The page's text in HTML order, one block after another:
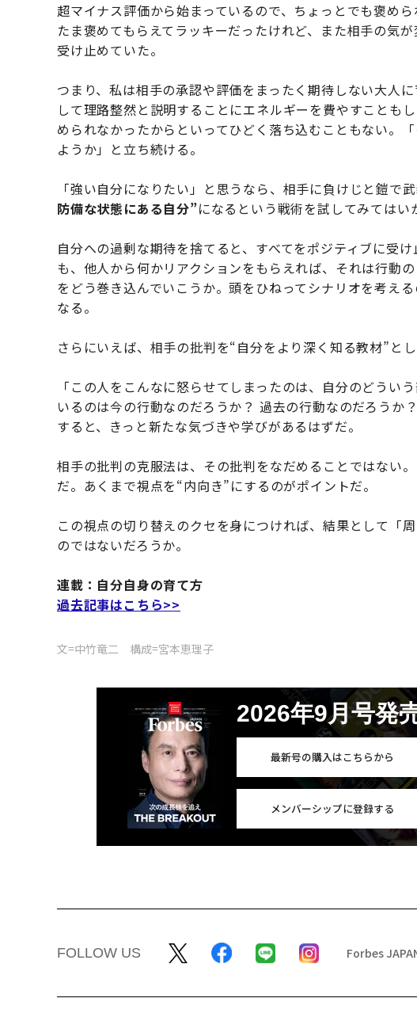
超マイナス評価から始まっているので、ちょっとでも褒め
たま褒めてもらえてラッキーだったけれど、また相手の気
受け止めていた。
つまり、私は相手の承認や評価をまったく期待しない大人
して理路整然と説明することにエネルギーを費やすことも
められなかったからといってひどく落ち込むこともない。
ようか」と立ち続ける。
「強い自分になりたい」と思うなら、相手に負けじと鎧で
防備な状態にある自分”になるという戦術を試してみてはい
自分への過剰な期待を捨てると、すべてをポジティブに受
も、他人から何かリアクションをもらえれば、それは行動
をどう巻き込んでいこうか。頭をひねってシナリオを考え
なる。
さらにいえば、相手の批判を“自分をより深く知る教材”と
「この人をこんなに怒らせてしまったのは、自分のどうい
いるのは今の行動なのだろうか？ 過去の行動なのだろうか
すると、きっと新たな気づきや学びがあるはずだ。
相手の批判の克服法は、その批判をなだめることではない
だ。あくまで視点を“内向き”にするのがポイントだ。
この視点の切り替えのクセを身につければ、結果として「
のではないだろうか。
連載：自分自身の育て方
過去記事はこちら>>
文=中竹竜二 構成=宮本恵理子
2026年9月号発
最新号の購入はこちらから
メンバーシップに登録する
FOLLOW US Forbes